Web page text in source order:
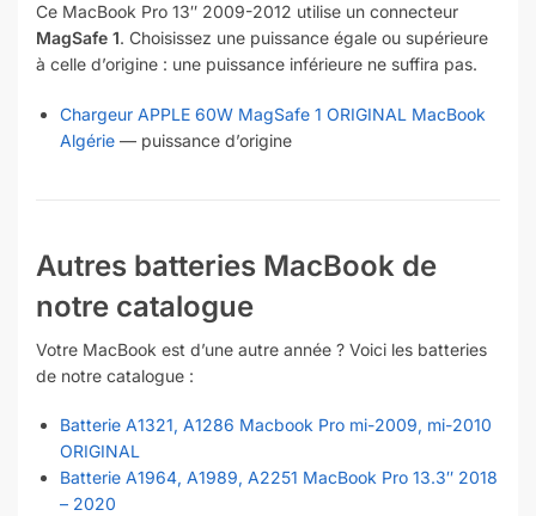
Ce MacBook Pro 13″ 2009-2012 utilise un connecteur
MagSafe 1. Choisissez une puissance égale ou supérieure
à celle d’origine : une puissance inférieure ne suffira pas.
Chargeur APPLE 60W MagSafe 1 ORIGINAL MacBook
Algérie — puissance d’origine
Autres batteries MacBook de
notre catalogue
Votre MacBook est d’une autre année ? Voici les batteries
de notre catalogue :
Batterie A1321, A1286 Macbook Pro mi-2009, mi-2010
ORIGINAL
Batterie A1964, A1989, A2251 MacBook Pro 13.3″ 2018
– 2020